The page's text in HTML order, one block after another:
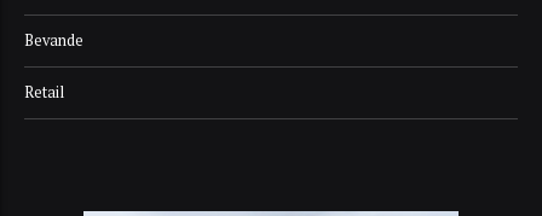
Bevande
Retail